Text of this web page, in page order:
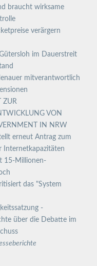
braucht wirksame
verärgern
im Dauerstreit
mitverantwortlich
ZUR
VON
IN NRW
erneut Antrag zum
Internetkapazitäten
15-Millionen-
das "System
-
über die Debatte im